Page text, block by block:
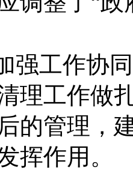
强工作协
理工作做
的管理，
挥作用。